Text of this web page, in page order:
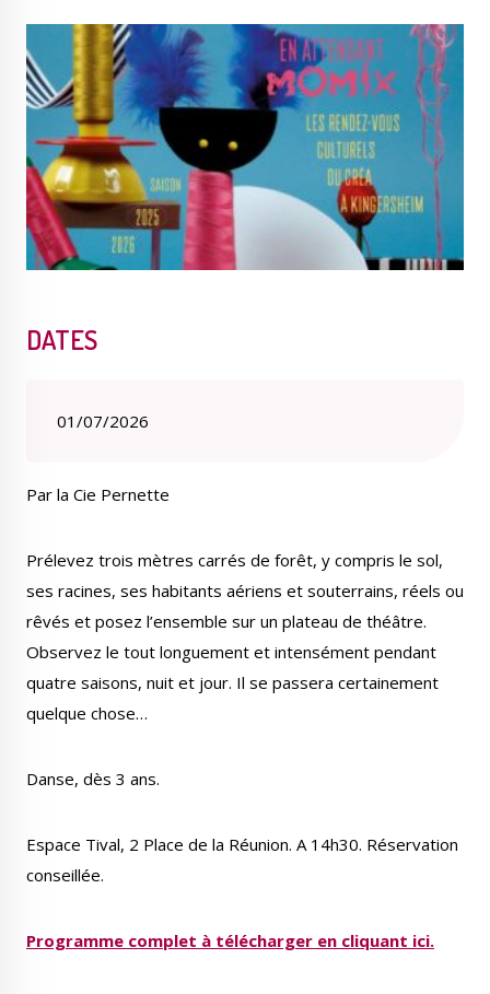
Publications
municipales
Enquêtes publiques
Conseil Municipal Transition écologique
Qualité de l'air
Le Créa La médiathèque
Par la Cie Pernette
Prélevez trois mètres carrés de forêt, y compris le sol,
ses racines, ses habitants aériens et souterrains, réels ou
rêvés et posez l’ensemble sur un plateau de théâtre.
Observez le tout longuement et intensément pendant
quatre saisons, nuit et jour. Il se passera certainement
quelque chose…
Danse, dès 3 ans.
Espace Tival, 2 Place de la Réunion. A 14h30. Réservation
conseillée.
Programme complet à télécharger en cliquant ici.
DATES
01/07/2026